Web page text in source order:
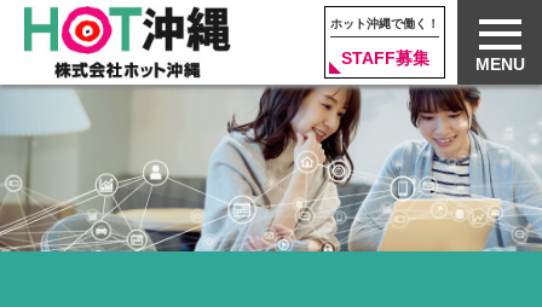
ホット沖縄で働く！
STAFF募集 MENU